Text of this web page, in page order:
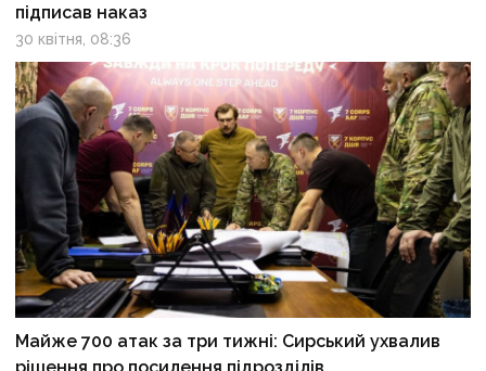
підписав наказ
30 квітня, 08:36
Майже 700 атак за три тижні: Сирський ухвалив